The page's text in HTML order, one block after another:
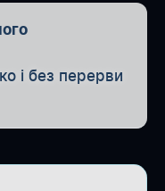
і без перерви